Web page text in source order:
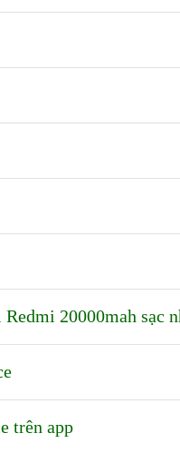
20000mah sạc
trên app